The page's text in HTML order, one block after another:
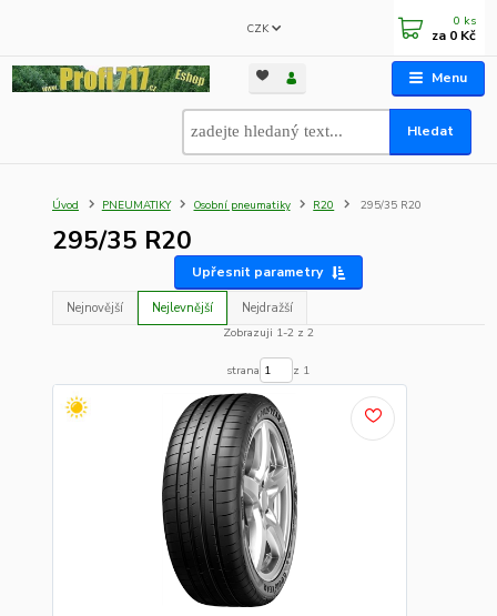
Menu
CZK
Hledat
0 ks
za 0 Kč
Úvod PNEUMATIKY Osobní pneumatiky R20 295/35 R20
295/35 R20
Upřesnit parametry
Nejnovější Nejlevnější
Nejdražší
Zobrazuji 1-2 z 2
strana z 1